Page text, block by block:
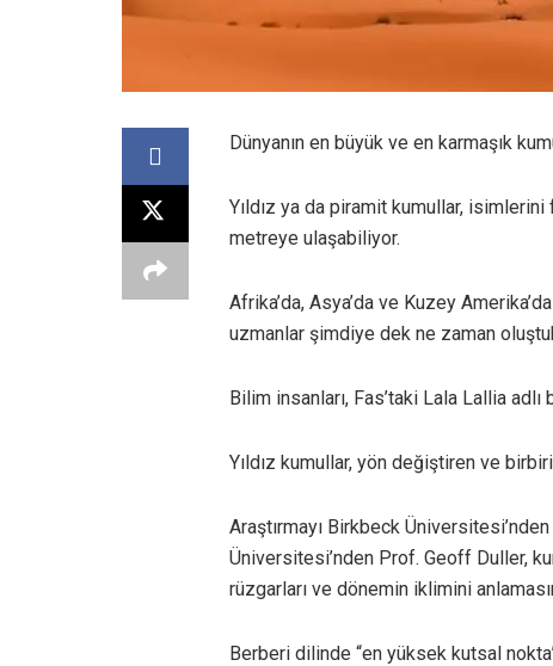
Dünyanın en büyük ve en karmaşık
Yıldız ya da piramit kumullar,
metreye ulaşabiliyor.
Afrika’da, Asya’da ve Kuzey
uzmanlar şimdiye dek ne zaman
Bilim insanları, Fas’taki Lala Lallia
Yıldız kumullar, yön değiştiren ve
Araştırmayı Birkbeck
Üniversitesi’nden Prof. Geoff Duller,
rüzgarları ve dönemin iklimini
Berberi dilinde “en yüksek kutsal